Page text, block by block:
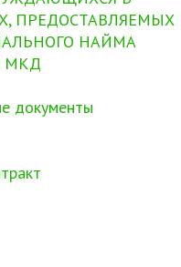
ПРЕДОСТАВЛЯЕМЫХ
НАЙМА
МКД
документы